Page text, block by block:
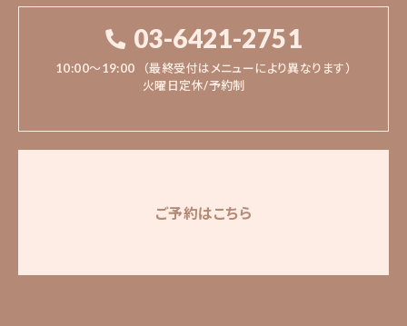
03-6421-2751
10:00〜19:00
（最終受付はメニューにより異なります）
火曜日定休/予約制
ご予約はこちら